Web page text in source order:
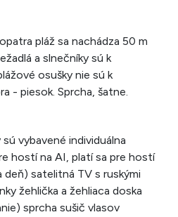
pláž sa nachádza 50 m
a slnečníky sú k
osušky nie sú k
- piesok. Sprcha, šatne.
vybavené individuálna
hostí na AI, platí sa pre hostí
deň) satelitná TV s ruskými
žehlička a žehliaca doska
sprcha sušič vlasov